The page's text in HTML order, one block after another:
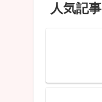
人気記事